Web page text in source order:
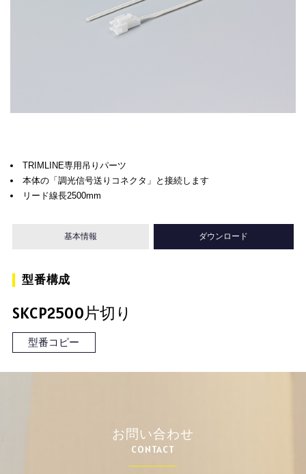
TRIMLINE専用吊りパーツ
本体の「調光信号送りコネクタ」と接続します
リード線長2500mm
基本情報 ダウンロード
型番構成
SKCP2500片切り
型番コピー
お問い合わせ
CONTACT